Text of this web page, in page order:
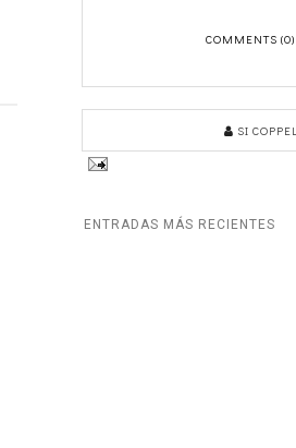
COMMENTS (0)
SI
ENTRADAS MÁS RECIENTES